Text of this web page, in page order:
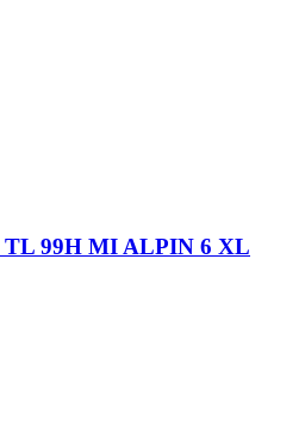
TL 99H MI ALPIN 6 XL